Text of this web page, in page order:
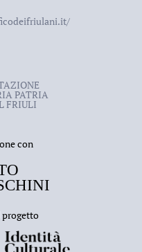
PATRIA
FRIULI
con